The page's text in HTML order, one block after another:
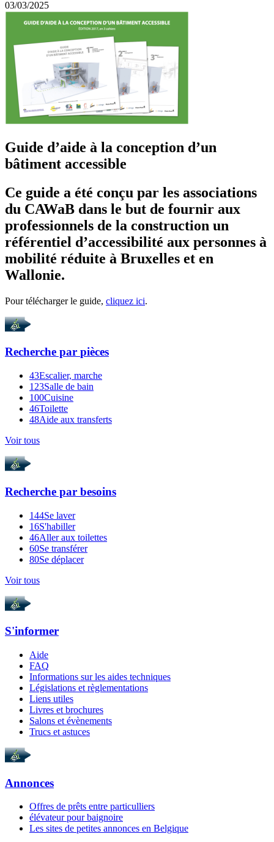
03/03/2025
Guide d’aide à la conception d’un
bâtiment accessible
Ce guide a été conçu par les associations
du CAWaB dans le but de fournir aux
professionnels de la construction un
référentiel d’accessibilité aux personnes à
mobilité réduite à Bruxelles et en
Wallonie.
Pour télécharger le guide, cliquez ici.
Recherche par pièces
43Escalier, marche
123Salle de bain
100Cuisine
46Toilette
48Aide aux transferts
Voir tous
Recherche par besoins
144Se laver
16S'habiller
46Aller aux toilettes
60Se transférer
80Se déplacer
Voir tous
S'informer
Aide
FAQ
Informations sur les aides techniques
Législations et règlementations
Liens utiles
Livres et brochures
Salons et évènements
Trucs et astuces
Annonces
Offres de prêts entre particulliers
élévateur pour baignoire
Les sites de petites annonces en Belgique